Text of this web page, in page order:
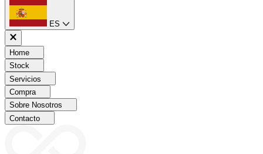
ES
Home
Stock
Servicios
Compra
Sobre Nosotros
Contacto